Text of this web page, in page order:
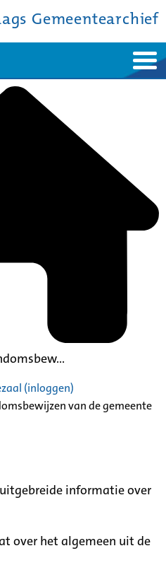
Gemeentearchief
(inloggen)
van de gemeente
informatie over
over het algemeen uit de